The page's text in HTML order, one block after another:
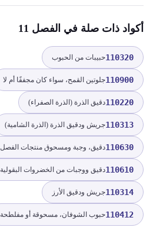
أكواد ذات صلة في الفصل 11
110320حبيبات من الحبوب
110900جلوتين القمح، سواء كان مجففًا أم لا
110220دقيق الذرة (الذرة الصفراء)
110313جريش ودقيق الذرة (الذرة الشامية)
110630
110610
110314جريش ودقيق الأرز
110412حبوب الشوفان، مسحوقة أو مفلطحة